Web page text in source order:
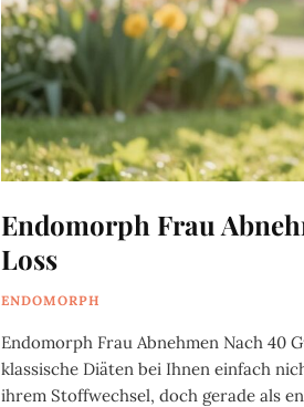
Endomorph Frau
Loss
ENDOMORPH
Endomorph Frau Abnehmen Nach 40
klassische Diäten bei Ihnen einfach
ihrem Stoffwechsel, doch gerade als